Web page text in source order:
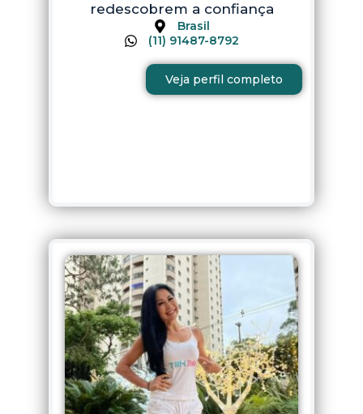
redescobrem a confiança
Brasil
(11) 91487-8792
Veja perfil completo